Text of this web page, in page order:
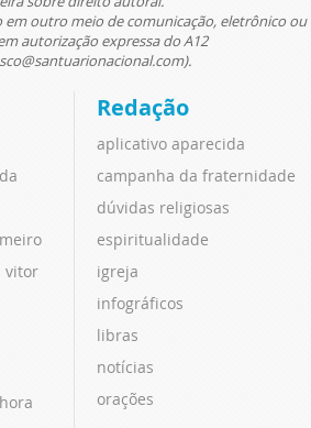
outro meio de comunicação, eletrônico ou
autorização expressa do A12
vitor
Redação
aplicativo aparecida
campanha da fraternidade
dúvidas religiosas
espiritualidade
igreja
infográficos
libras
notícias
orações